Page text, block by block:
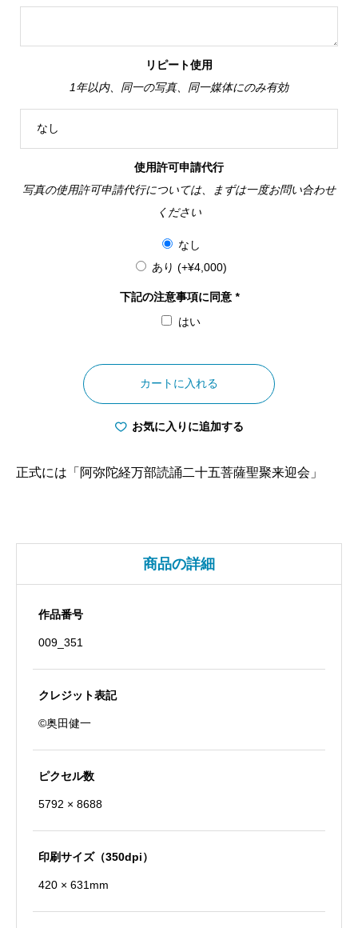
リピート使用
1年以内、同一の写真、同一媒体にのみ有効
使用許可申請代行
写真の使用許可申請代行については、まずは一度お問い合わせ
ください
なし
あり (+¥4,000)
下記の注意事項に同意 *
はい
阪
府
大
佛
お
ね
尼
カートに入れる
お気に入りに追加する
正式には「阿弥陀経万部読誦二十五菩薩聖聚来迎会」
商品の詳細
作品番号
009_351
クレジット表記
©奥田健一
ピクセル数
5792 × 8688
印刷サイズ（350dpi）
420 × 631mm